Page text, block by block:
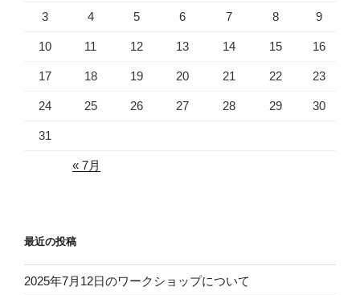
3 4 5 6 7 8 9
10 11 12 13 14 15 16
17 18 19 20 21 22 23
24 25 26 27 28 29 30
31
« 7月
最近の投稿
2025年7月12日のワークショップについて